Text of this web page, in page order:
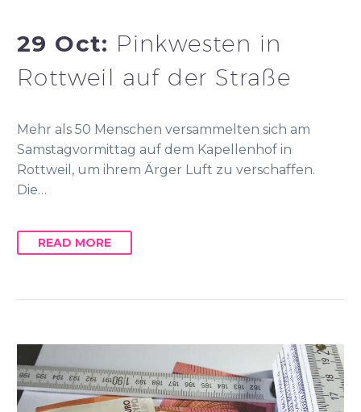
29 Oct: Pinkwesten in
Rottweil auf der Straße
Mehr als 50 Menschen versammelten sich am
Samstagvormittag auf dem Kapellenhof in
Rottweil, um ihrem Ärger Luft zu verschaffen.
Die…
READ MORE